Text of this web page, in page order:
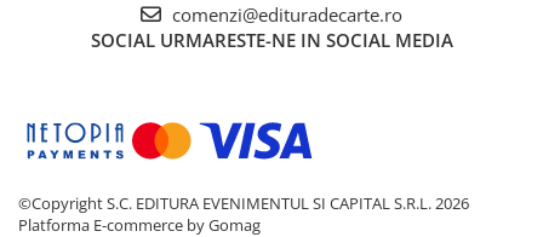
comenzi@edituradecarte.ro
SOCIAL URMARESTE-NE IN SOCIAL MEDIA
©Copyright S.C. EDITURA EVENIMENTUL SI CAPITAL S.R.L. 2026
Platforma E-commerce by Gomag